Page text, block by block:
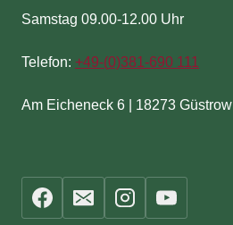
Samstag 09.00-12.00 Uhr
Telefon: +49-(0)381-690 111
Am Eicheneck 6 | 18273 Güstrow